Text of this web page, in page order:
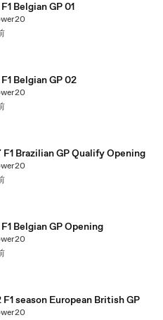
Belgian GP 01
Belgian GP 02
Brazilian GP Qualify Opening
Belgian GP Opening
season European British GP